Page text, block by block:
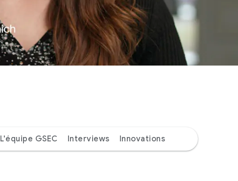
L'équipe GSEC Interviews Innovations